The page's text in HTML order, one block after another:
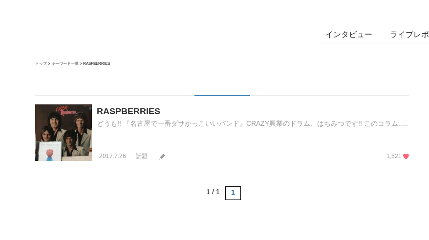
インタビュー ライブレポ
トップ キーワード一覧 RASPBERRIES
RASPBERRIES
どうも!! 『名古屋で一番ダサかっこいいバンド』CRAZY興業のドラム、はちみつです!! このコラム.....
2017.7.26 話題 1,521
1 / 1 1